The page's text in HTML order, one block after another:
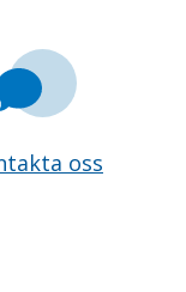
oss